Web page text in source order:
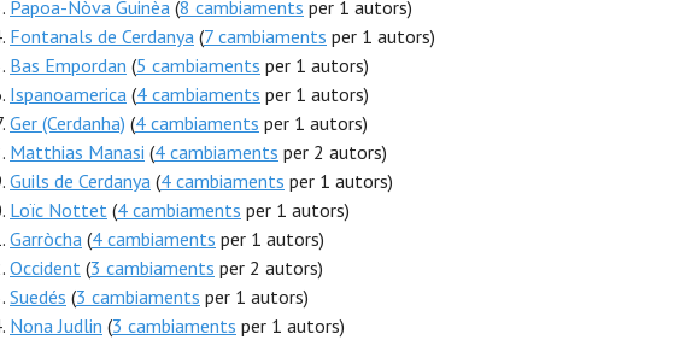
Papoa-Nòva Guinèa (8 cambiaments per 1 autors)
Fontanals de Cerdanya (7 cambiaments per 1 autors)
Bas Empordan (5 cambiaments per 1 autors)
Ispanoamerica (4 cambiaments per 1 autors)
Ger (Cerdanha) (4 cambiaments per 1 autors)
Matthias Manasi (4 cambiaments per 2 autors)
Guils de Cerdanya (4 cambiaments per 1 autors)
Loïc Nottet (4 cambiaments per 1 autors)
Garròcha (4 cambiaments per 1 autors)
Occident (3 cambiaments per 2 autors)
Suedés (3 cambiaments per 1 autors)
Nona Judlin (3 cambiaments per 1 autors)